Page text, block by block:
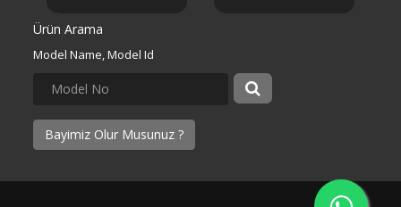
Ürün Arama
Model Name, Model Id
Bayimiz Olur Musunuz ?